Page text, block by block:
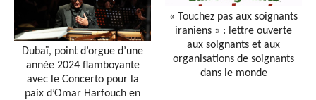
Dubaï, point d’orgue d’une
année 2024 flamboyante
avec le Concerto pour la
paix d’Omar Harfouch en
« Touchez pas aux soignants
iraniens » : lettre ouverte
aux soignants et aux
organisations de soignants
dans le monde